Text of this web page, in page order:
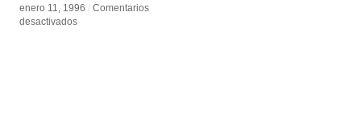
enero 11, 1996 / Comentarios
desactivadosen
enero 11, 1996 / Comentarios
desactivadosen